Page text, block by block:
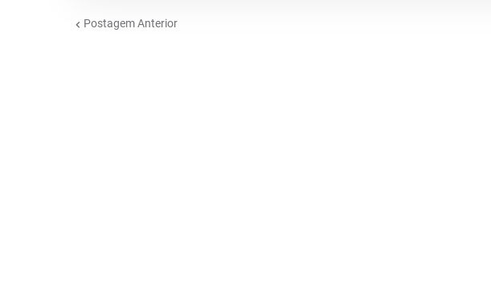
Postagem Anterior